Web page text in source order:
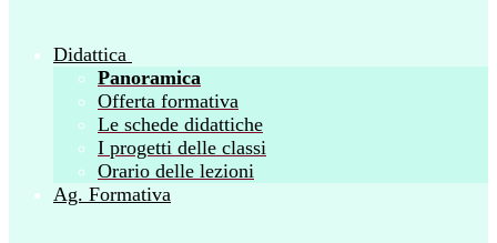
Didattica
Panoramica
Offerta formativa
Le schede didattiche
I progetti delle classi
Orario delle lezioni
Ag. Formativa